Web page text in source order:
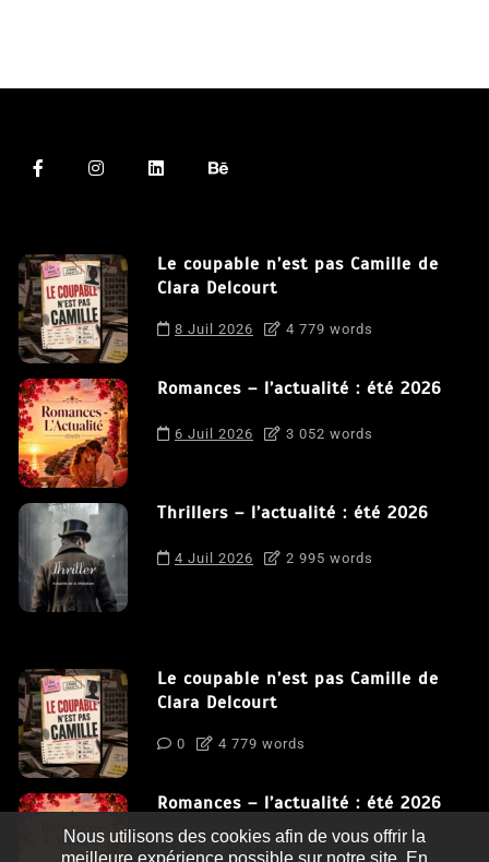
Le coupable n’est pas Camille de
Clara Delcourt
8 Juil 2026 4 779 words
Romances – l’actualité : été 2026
6 Juil 2026 3 052 words
Thrillers – l’actualité : été 2026
4 Juil 2026 2 995 words
Le coupable n’est pas Camille de
Clara Delcourt
0 4 779 words
Romances – l’actualité : été 2026
0 3 052 words
Nous utilisons des cookies afin de vous offrir la
meilleure expérience possible sur notre site. En